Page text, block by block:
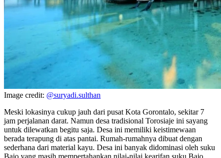
Image credit: @suryadi.sulthan
Meski lokasinya cukup jauh dari pusat Kota Gorontalo, sekitar 7
jam perjalanan darat. Namun desa tradisional Torosiaje ini sayang
untuk dilewatkan begitu saja. Desa ini memiliki keistimewaan
berada terapung di atas pantai. Rumah-rumahnya dibuat dengan
sederhana dari material kayu. Desa ini banyak didominasi oleh suku